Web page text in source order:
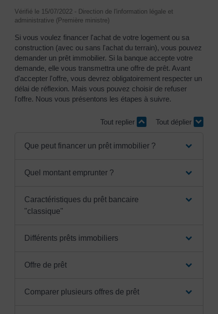
Vérifié le 15/07/2022 - Direction de l'information légale et
administrative (Première ministre)
Si vous voulez financer l'achat de votre logement ou sa
construction (avec ou sans l'achat du terrain), vous pouvez
demander un prêt immobilier. Si la banque accepte votre
demande, elle vous transmettra une offre de prêt. Avant
d'accepter l'offre, vous devrez obligatoirement respecter un
délai de réflexion. Mais vous pouvez choisir de refuser
l'offre. Nous vous présentons les étapes à suivre.
Tout replier Tout déplier
Que peut financer un prêt immobilier ?
Quel montant emprunter ?
Caractéristiques du prêt bancaire
"classique"
Différents prêts immobiliers
Offre de prêt
Comparer plusieurs offres de prêt